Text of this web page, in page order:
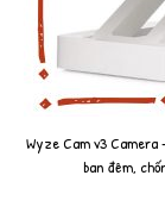
Wyze Cam v3 Camera
ban đêm,